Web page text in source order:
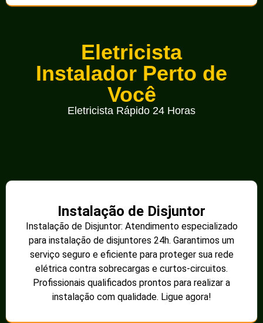
Eletricista
Instalador Perto de
Você
Eletricista Rápido 24 Horas
Instalação de Disjuntor
Instalação de Disjuntor: Atendimento especializado
para instalação de disjuntores 24h. Garantimos um
serviço seguro e eficiente para proteger sua rede
elétrica contra sobrecargas e curtos-circuitos.
Profissionais qualificados prontos para realizar a
instalação com qualidade. Ligue agora!